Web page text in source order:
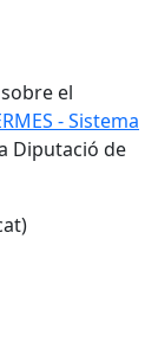
el
- Sistema
Diputació de